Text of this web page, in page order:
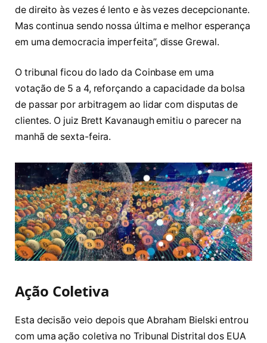
de direito às vezes é lento e às vezes decepcionante.
Mas continua sendo nossa última e melhor esperança
em uma democracia imperfeita”, disse Grewal.
O tribunal ficou do lado da Coinbase em uma
votação de 5 a 4, reforçando a capacidade da bolsa
de passar por arbitragem ao lidar com disputas de
clientes. O juiz Brett Kavanaugh emitiu o parecer na
manhã de sexta-feira.
Ação Coletiva
Esta decisão veio depois que Abraham Bielski entrou
com uma ação coletiva no Tribunal Distrital dos EUA